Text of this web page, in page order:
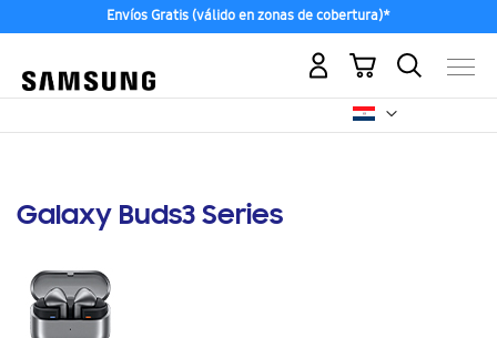
Envíos Gratis (válido en zonas de cobertura)*
Mi carrito
Galaxy Buds3 Series